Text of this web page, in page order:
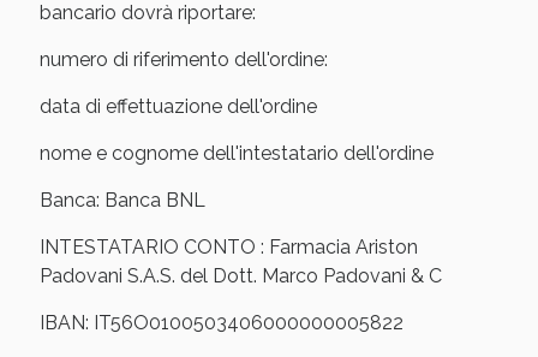
bancario dovrà riportare:
numero di riferimento dell'ordine:
data di effettuazione dell'ordine
nome e cognome dell'intestatario dell'ordine
Banca: Banca BNL
INTESTATARIO CONTO : Farmacia Ariston
Padovani S.A.S. del Dott. Marco Padovani & C
IBAN: IT56O0100503406000000005822